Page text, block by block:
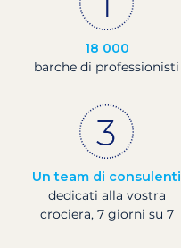
18 000
barche di professionisti
Un team di consulenti
dedicati alla vostra
crociera, 7 giorni su 7